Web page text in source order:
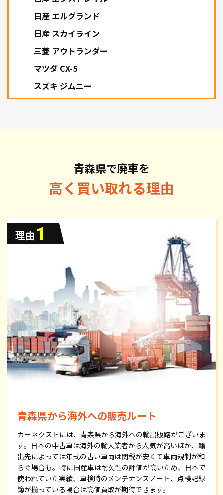
日産 エルグランド
日産 スカイライン
三菱 アウトランダー
マツダ CX-5
スズキ ジムニー
青森県で廃車を
高く買い取れる理由
青森県から海外への販売ルート
カーネクストには、青森県から海外への輸出販路がございま
す。日本の中古車は海外の輸入業者から人気が高いほか、輸
出先によっては年式の古い車両は関税が安くて車両規制が和
らぐ場合も。特に国産車は耐久性の評価が高いため、日本で
使われていた実績、車検時のメンテナンスノート、点検記録
簿が揃っている場合は高価買取が期待できます。